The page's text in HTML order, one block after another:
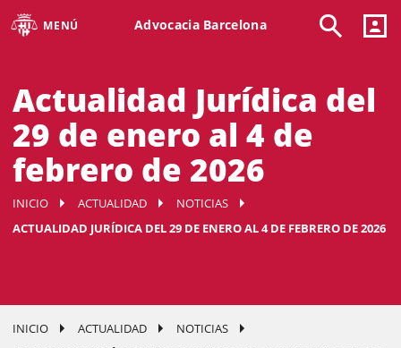
MENÚ Advocacia Barcelona
Actualidad Jurídica del
29 de enero al 4 de
febrero de 2026
INICIO ACTUALIDAD
NOTICIAS
ACTUALIDAD JURÍDICA DEL 29 DE ENERO AL 4 DE FEBRERO DE 2026
INICIO ACTUALIDAD
NOTICIAS